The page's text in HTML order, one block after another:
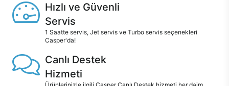
Hızlı ve Güvenli
Servis
1 Saatte servis, Jet servis ve Turbo servis seçenekleri
Casper'da!
Canlı Destek
Hizmeti